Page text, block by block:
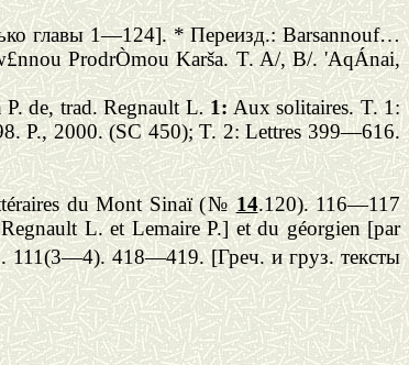
главы1—124].*Переизд.: Barsannouf…
ProdrÒmou Karša. T. A/, B/. 'AqÁnai,
de, trad. Regnault L. 1:Aux solitaires. T. 1:
P., 2000. (SC 450); T. 2: Lettres 399—616.
du Mont Sinaї(№14.120).116—117
L. et Lemaire P.] et du géorgien [par
111(3—4). 418—419. [Греч. и груз. тексты